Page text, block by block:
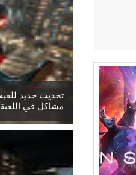
مشاكل في اللعبة